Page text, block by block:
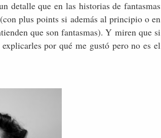
detalle que en las historias de fantasmas
plus points si además al principio o en
que son fantasmas). Y miren que si
por qué me gustó pero no es el